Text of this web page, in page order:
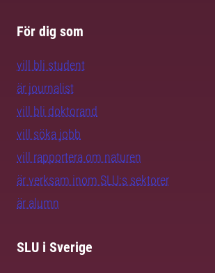
För dig som
vill bli student
är journalist
vill bli doktorand
vill söka jobb
vill rapportera om naturen
är verksam inom SLU:s sektorer
är alumn
SLU i Sverige